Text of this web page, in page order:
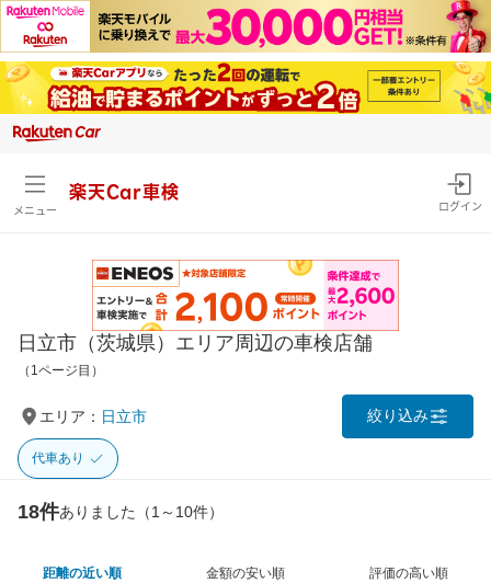
メニュー
楽天Car車検
ログイン
日立市（茨城県）エリア周辺の車検店舗
（1ページ目）
エリア： 日立市 絞り込み
代車あり
18件ありました（1～10件）
距離の近い順 金額の安い順 評価の高い順